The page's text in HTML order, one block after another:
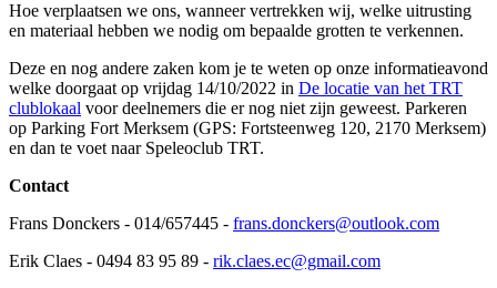
Hoe verplaatsen we ons, wanneer vertrekken wij, welke uitrusting
en materiaal hebben we nodig om bepaalde grotten te verkennen.
Deze en nog andere zaken kom je te weten op onze informatieavond
welke doorgaat op vrijdag 14/10/2022 in De locatie van het TRT
clublokaal voor deelnemers die er nog niet zijn geweest. Parkeren
op Parking Fort Merksem (GPS: Fortsteenweg 120, 2170 Merksem)
en dan te voet naar Speleoclub TRT.
Contact
Frans Donckers - 014/657445 - frans.donckers@outlook.com
Erik Claes - 0494 83 95 89 - rik.claes.ec@gmail.com